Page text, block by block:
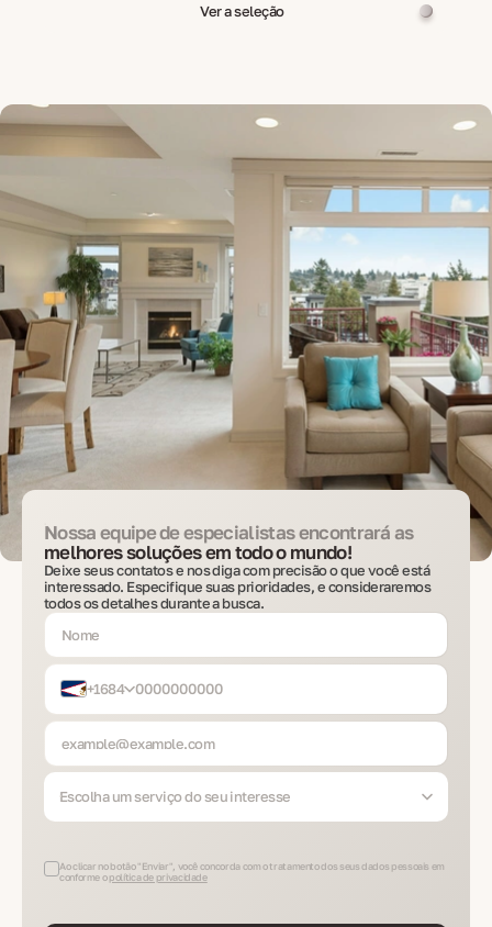
Ver a seleção
Nossa equipe de especialistas encontrará as
melhores soluções em todo o mundo!
Deixe seus contatos e nos diga com precisão o que você está
interessado. Especifique suas prioridades, e consideraremos
todos os detalhes durante a busca.
+1684
Escolha um serviço do seu interesse
Ao clicar no botão "Enviar", você concorda com o tratamento dos seus dados pessoais em
conforme o política de privacidade